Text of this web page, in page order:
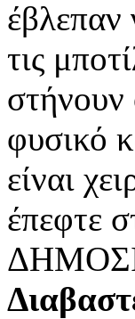
έβλεπαν
τις
στήνουν
φυσικό
είναι
έπεφτε